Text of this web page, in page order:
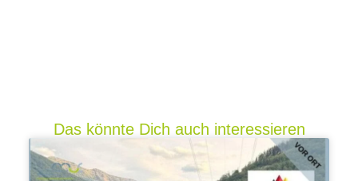
Das könnte Dich auch interessieren